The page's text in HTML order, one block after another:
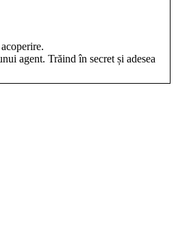
agent. Trăind în secret și adesea